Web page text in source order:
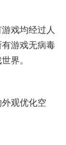
戏均经过人
游戏无病毒
界。
观优化空